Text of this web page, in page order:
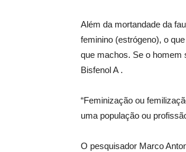
Além da mortandade da
feminino (estrógeno), o
que machos. Se o homem
Bisfenol A .
“Feminização ou
uma população ou
O pesquisador Marco